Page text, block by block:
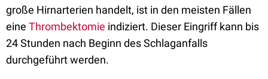
große Hirnarterien handelt, ist in den meisten Fällen
eine Thrombektomie indiziert. Dieser Eingriff kann bis
24 Stunden nach Beginn des Schlaganfalls
durchgeführt werden.